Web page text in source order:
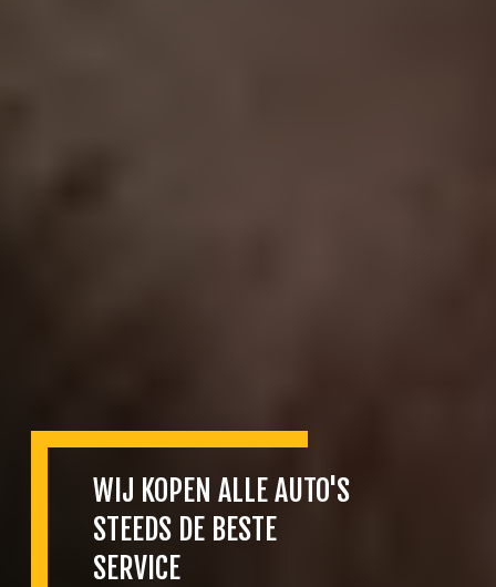
WIJ KOPEN ALLE AUTO'S
STEEDS DE BESTE
SERVICE